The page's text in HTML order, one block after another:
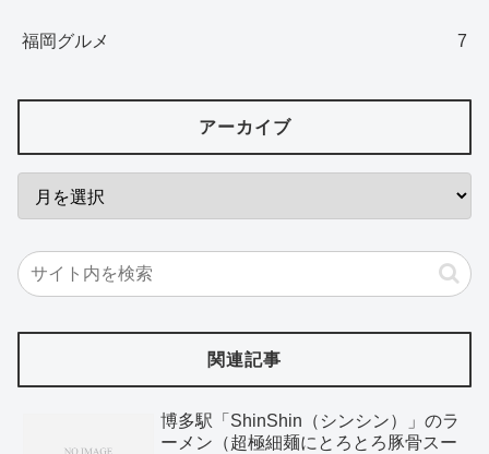
福岡グルメ 7
アーカイブ
関連記事
博多駅「ShinShin（シンシン）」のラ
ーメン（超極細麺にとろとろ豚骨スー